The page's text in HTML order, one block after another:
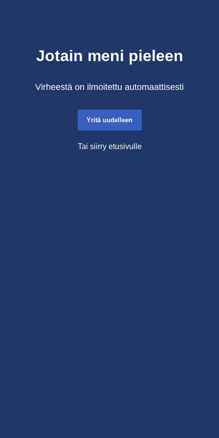
Jotain meni pieleen
Virheestä on ilmoitettu automaattisesti
Yritä uudelleen
Tai siirry etusivulle